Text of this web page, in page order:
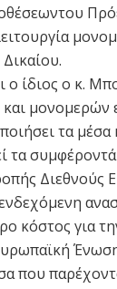
ο ίδιος ο κ.
μονομερών
τα μέσα
τα
Διεθνούς
κόστος για
που